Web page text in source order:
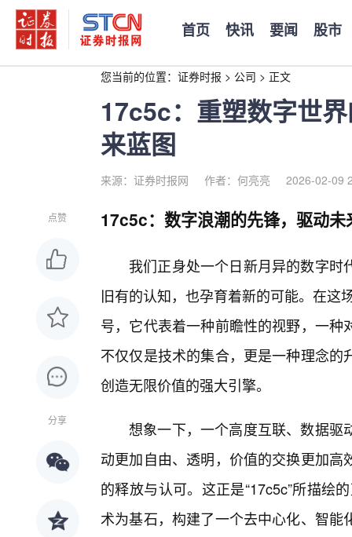
首页 快讯 要闻 股市
您当前的位置： 证券时报 > 公司 > 正文
17c5c：重塑数字世
来蓝图
来源：证券时报网 作者：何亮亮 2026-02-09
点赞
分享
17c5c：数字浪潮的先锋，驱动未
我们正身处一个日新月异的数字
旧有的认知，也孕育着新的可能。在这
号，它代表着一种前瞻性的视野，一
不仅仅是技术的集合，更是一种理念
创造无限价值的强大引擎。
想象一下，一个高度互联、数据驱
动更加自由、透明，价值的交换更加
的释放与认可。这正是“17c5c”所描绘
术为基石，构建了一个去中心化、智